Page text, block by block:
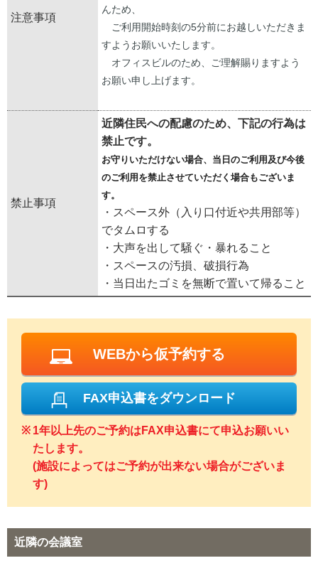
注意事項
んため、
ご利用開始時刻の5分前にお越しいただきま
すようお願いいたします。
オフィスビルのため、ご理解賜りますよう
お願い申し上げます。
禁止事項
近隣住民への配慮のため、下記の行為は
禁止です。
お守りいただけない場合、 当日のご利用及び今後
のご利用を禁止させていただく場合もございま
す。
・スペース外（入り口付近や共用部等）
でタムロする
・大声を出して騒ぐ・暴れること
・スペースの汚損、破損行為
・当日出たゴミを無断で置いて帰ること
WEBから仮予約する
FAX申込書をダウンロード
1年以上先のご予約はFAX申込書にて申込お願いい
たします。
(施設によってはご予約が出来ない場合がございま
す)
近隣の会議室